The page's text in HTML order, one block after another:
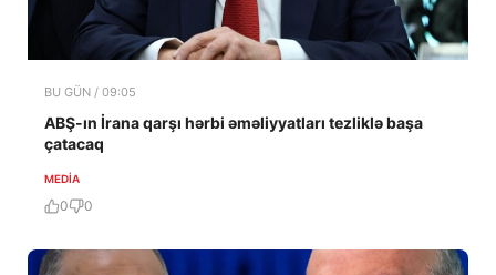
BU GÜN / 09:05
ABŞ-ın İrana qarşı hərbi əməliyyatları tezliklə başa
çatacaq
MEDİA
0 0